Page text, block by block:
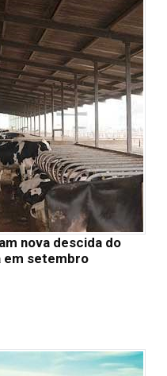
nova descida do
em setembro